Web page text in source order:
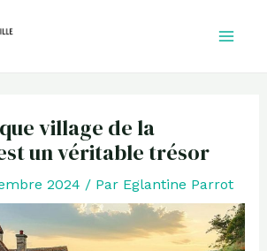
village de la
un véritable trésor
2024 / Par Eglantine Parrot